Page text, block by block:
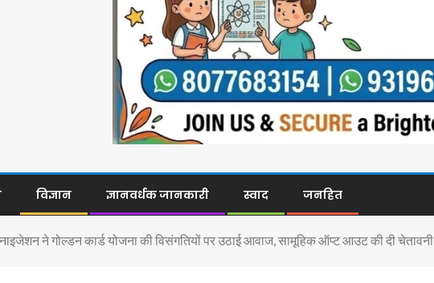
विज्ञान ज्ञानवर्धक जानकारी स्वाद जनहित
ने गोल्डन कार्ड योजना की विसंगतियों पर उठाई आवाज, सामूहिक ऑप्ट आउट की दी चेतावनी